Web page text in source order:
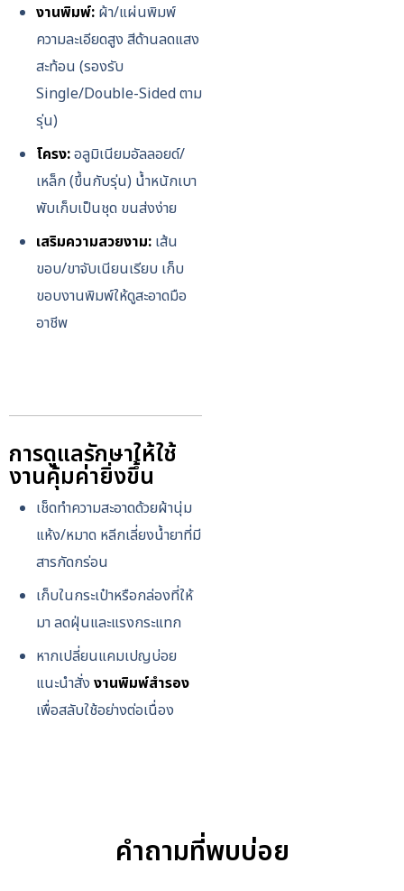
งานพิมพ์: ผ้า/แผ่นพิมพ์
ความละเอียดสูง สีด้านลดแสง
สะท้อน (รองรับ
Single/Double-Sided ตาม
รุ่น)
โครง:อลูมิเนียมอัลลอยด์/
เหล็ก (ขึ้นกับรุ่น) น้ำหนักเบา
พับเก็บเป็นชุด ขนส่งง่าย
เสริมความสวยงาม: เส้น
ขอบ/ขาจับเนียนเรียบ เก็บ
ขอบงานพิมพ์ให้ดูสะอาดมือ
อาชีพ
การดูแลรักษาให้ใช้
งานคุ้มค่ายิ่งขึ้น
เช็ดทำความสะอาดด้วยผ้านุ่ม
แห้ง/หมาด หลีกเลี่ยงน้ำยาที่มี
สารกัดกร่อน
เก็บในกระเป๋าหรือกล่องที่ให้
มา ลดฝุ่นและแรงกระแทก
หากเปลี่ยนแคมเปญบ่อย
แนะนำสั่ง งานพิมพ์สำรอง
เพื่อสลับใช้อย่างต่อเนื่อง
คำถามที่พบบ่อย